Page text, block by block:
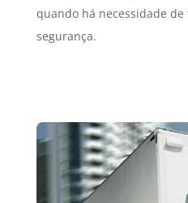
quando há necessidade
segurança.